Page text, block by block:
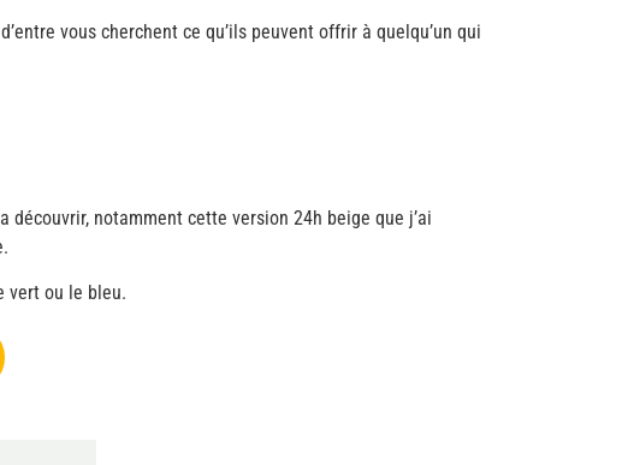
vous cherchent ce qu’ils peuvent offrir à quelqu’un qui
découvrir, notamment cette version 24h beige que j’ai
vert ou le bleu.